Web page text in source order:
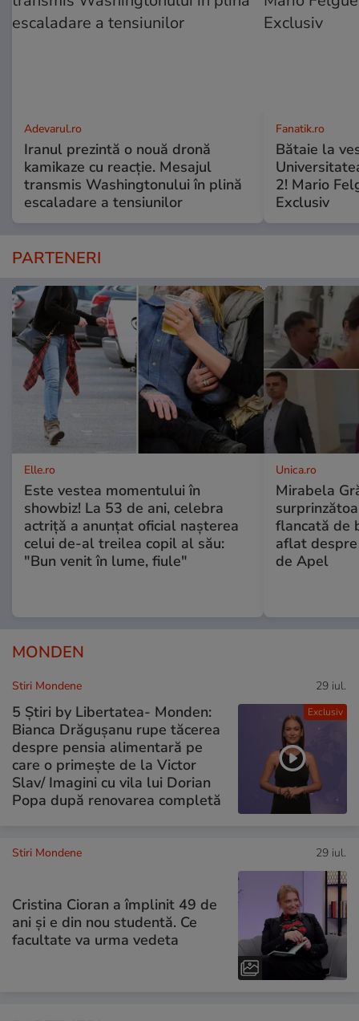
Adevarul.ro
Iranul prezintă o nouă dronă
kamikaze cu reacție. Mesajul
transmis Washingtonului în plină
escaladare a tensiunilor
Fanatik.ro
Bătaie la
2! Mario
Exclusiv
PARTENERI
Elle.ro
Este vestea momentului în
showbiz! La 53 de ani, celebra
actriță a anunțat oficial nașterea
celui de-al treilea copil al său:
"Bun venit în lume, fiule"
Unica.ro
Mirabela
flancată de
aflat
de Apel
MONDEN
Exclusiv
Stiri Mondene 29 iul.
5 Știri by Libertatea- Monden:
Bianca Drăgușanu rupe tăcerea
despre pensia alimentară pe
care o primește de la Victor
Slav/ Imagini cu vila lui Dorian
Popa după renovarea completă
Stiri Mondene 29 iul.
Cristina Cioran a împlinit 49 de
ani și e din nou studentă. Ce
facultate va urma vedeta